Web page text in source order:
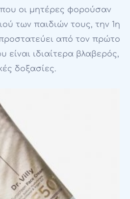
που οι μητέρες φορούσαν
των παιδιών τους, την 1η
από τον πρώτο
είναι ιδιαίτερα βλαβερός,
δοξασίες.